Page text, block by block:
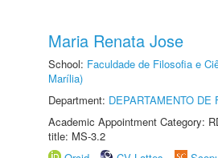
Maria Renata Jose
School: Faculdade de Filosofia e
Marília)
Department: DEPARTAMENTO DE
Academic Appointment Category:
title: MS-3.2